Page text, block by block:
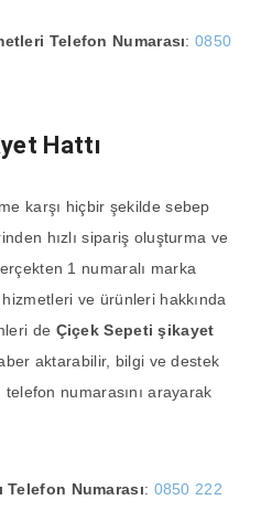
Telefon Numarası:0850
Hattı
karşı hiçbir şekilde sebep
hızlı sipariş oluşturma ve
1 numaralı marka
ve ürünleri hakkında
de Çiçek Sepeti şikayet
aktarabilir, bilgi ve destek
numarasını arayarak
Telefon Numarası: 0850 222